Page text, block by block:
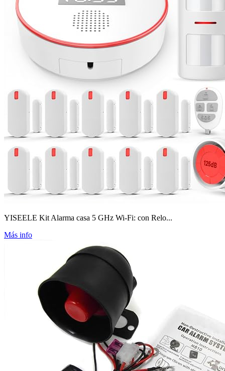
YISEELE Kit Alarma casa 5 GHz Wi-Fi: con Relo...
Más info